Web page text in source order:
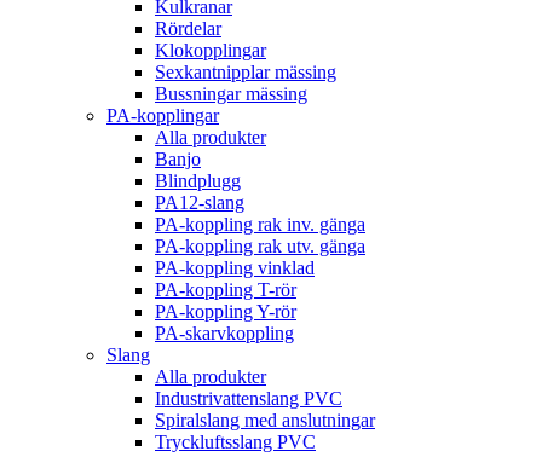
Kulkranar
Rördelar
Klokopplingar
Sexkantnipplar mässing
Bussningar mässing
PA-kopplingar
Alla produkter
Banjo
Blindplugg
PA12-slang
PA-koppling rak inv. gänga
PA-koppling rak utv. gänga
PA-koppling vinklad
PA-koppling T-rör
PA-koppling Y-rör
PA-skarvkoppling
Slang
Alla produkter
Industrivattenslang PVC
Spiralslang med anslutningar
Tryckluftsslang PVC